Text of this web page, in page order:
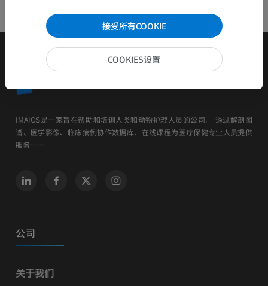
IMAIOS是一家旨在帮助和培训人类和动物护理人员的公司。 透过解剖图
谱、医学影像、临床病例协作数据库、在线课程为医疗保健专业人员提供
服务……
公司
关于我们
接受所有COOKIE
COOKIES设置